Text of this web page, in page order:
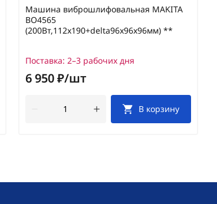
Машина виброшлифовальная MAKITA
BO4565
(200Вт,112х190+delta96х96х96мм) **
Поставка: 2–3 рабочих дня
6 950 ₽/шт
В корзину